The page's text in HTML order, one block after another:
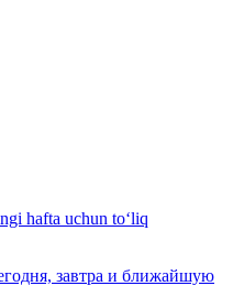
hafta uchun to‘liq
завтра и ближайшую